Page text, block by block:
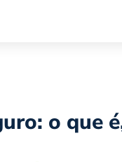
o que